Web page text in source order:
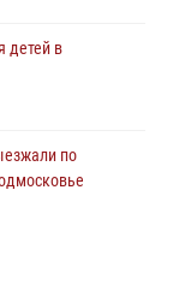
детей в
по
Подмосковье